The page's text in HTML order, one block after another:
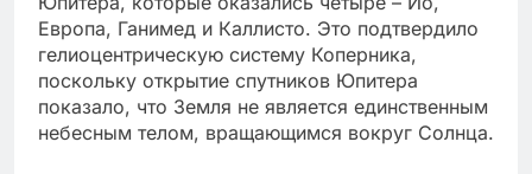
Европа, Ганимед и Каллисто. Это подтвердило
гелиоцентрическую систему Коперника,
поскольку открытие спутников Юпитера
показало, что Земля не является единственным
небесным телом, вращающимся вокруг Солнца.